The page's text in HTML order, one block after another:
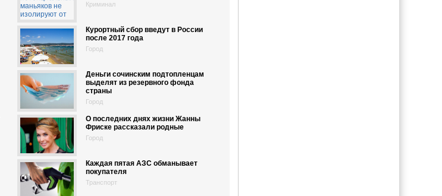
Криминал
Курортный сбор введут в России
после 2017 года
Город
Деньги сочинским подтопленцам
выделят из резервного фонда
страны
Город
О последних днях жизни Жанны
Фриске рассказали родные
Город
Каждая пятая АЗС обманывает
покупателя
Транспорт